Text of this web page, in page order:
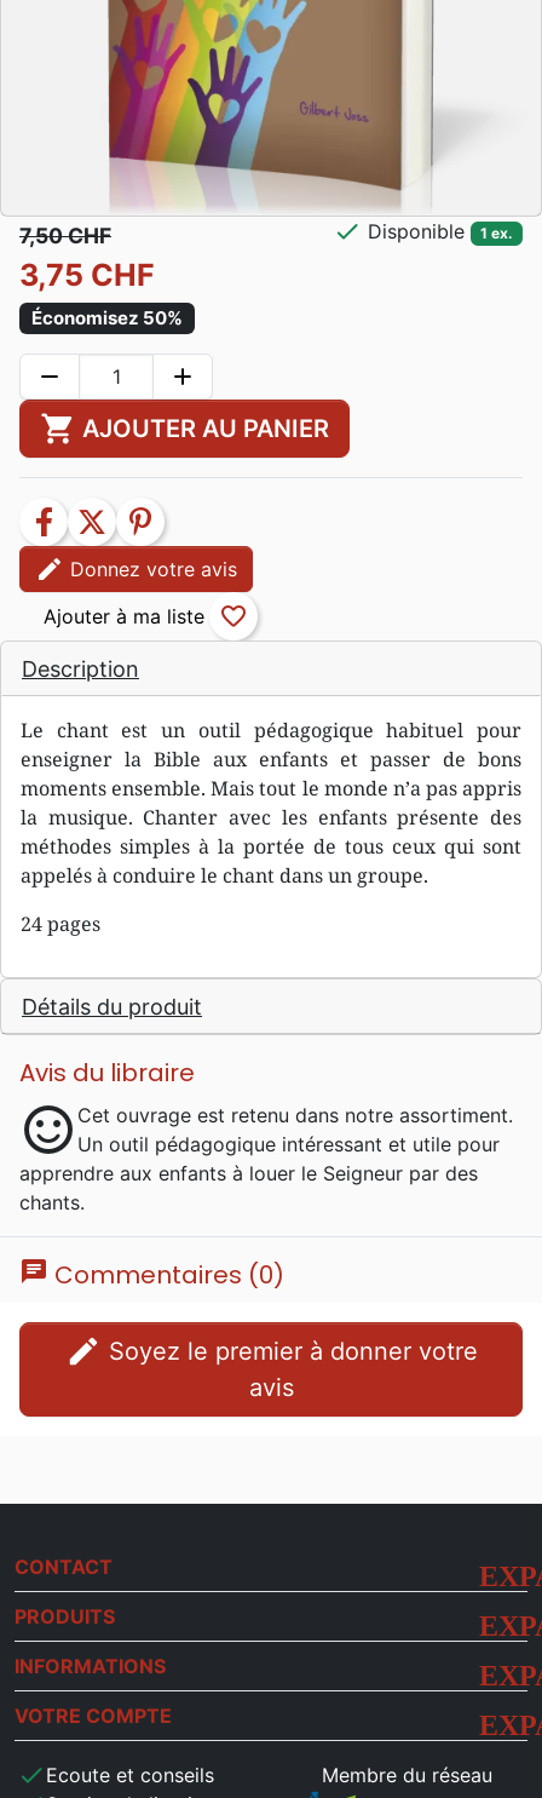
Description
Le chant est un outil pédagogique habituel pour
enseigner la Bible aux enfants et passer de bons
moments ensemble. Mais tout le monde n’a pas appris
la musique. Chanter avec les enfants présente des
méthodes simples à la portée de tous ceux qui sont
appelés à conduire le chant dans un groupe.
24 pages
Détails du produit
Avis du libraire
sentiment_satisfied Cet ouvrage est retenu dans notre assortiment.
Un outil pédagogique intéressant et utile pour
apprendre aux enfants à louer le Seigneur par des
chants.
7,50 CHF
3,75 CHF
Économisez 50%
check Disponible 1 ex.
remove add
shopping_cart AJOUTER AU PANIER
facebook twitter
pinterest
edit Donnez votre avis
favorite_border
chat Commentaires (0)
edit
avis
CONTACT
PRODUITS
INFORMATIONS
VOTRE COMPTE
check Ecoute et conseils Membre du réseau